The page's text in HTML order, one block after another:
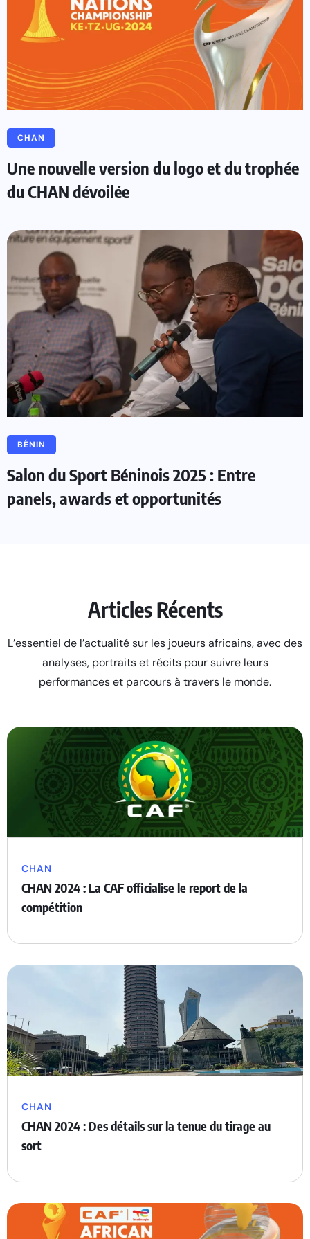
CHAN
Une nouvelle version du logo et du trophée
du CHAN dévoilée
BÉNIN
Salon du Sport Béninois 2025 : Entre
panels, awards et opportunités
Articles Récents
L’essentiel de l’actualité sur les joueurs africains, avec des
analyses, portraits et récits pour suivre leurs
performances et parcours à travers le monde.
CHAN
CHAN 2024 : La CAF officialise le report de la
compétition
CHAN
CHAN 2024 : Des détails sur la tenue du tirage au
sort